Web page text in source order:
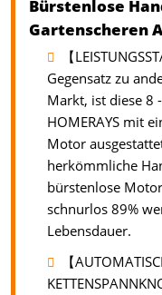
Bürstenlose
Gartenscheren
【
Gegensatz zu
Markt, ist diese 8
HOMERAYS mit
Motor
herkömmliche
bürstenlose
schnurlos 89%
Lebensdauer.
【